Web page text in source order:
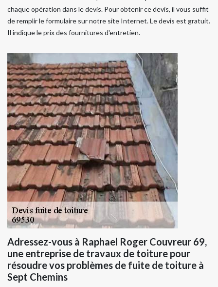
chaque opération dans le devis. Pour obtenir ce devis, il vous suffit
de remplir le formulaire sur notre site Internet. Le devis est gratuit.
Il indique le prix des fournitures d'entretien.
Adressez-vous à Raphael Roger Couvreur 69,
une entreprise de travaux de toiture pour
résoudre vos problèmes de fuite de toiture à
Sept Chemins